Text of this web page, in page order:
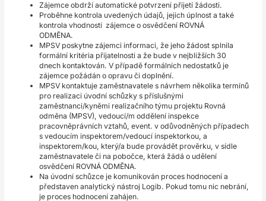
Zájemce obdrží automatické potvrzení přijetí žádosti.
Proběhne kontrola uvedených údajů, jejich úplnost a také
kontrola vhodnosti zájemce o osvědčení ROVNÁ
ODMĚNA.
MPSV poskytne zájemci informaci, že jeho žádost splnila
formální kritéria přijatelnosti a že bude v nejbližších 30
dnech kontaktován. V případě formálních nedostatků je
zájemce požádán o opravu či doplnění.
MPSV kontaktuje zaměstnavatele s návrhem několika termínů
pro realizaci úvodní schůzky s příslušnými
zaměstnanci/kyněmi realizačního týmu projektu Rovná
odměna (MPSV), vedoucí/m oddělení inspekce
pracovněprávních vztahů, event. v odůvodněných případech
s vedoucím inspektorem/vedoucí inspektorkou, a
inspektorem/kou, který/a bude provádět prověrku, v sídle
zaměstnavatele či na pobočce, která žádá o udělení
osvědčení ROVNÁ ODMĚNA.
Na úvodní schůzce je komunikován proces hodnocení a
představen analytický nástroj Logib. Pokud tomu nic nebrání,
je proces hodnocení zahájen.